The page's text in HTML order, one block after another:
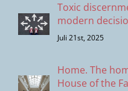
Toxic
modern
Juli 21st, 2025
Home. The
House of the